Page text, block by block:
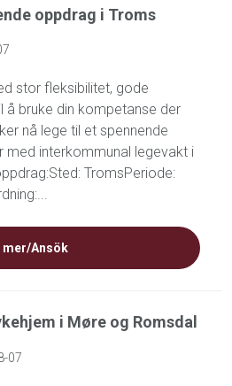
oppdrag i Troms
stor fleksibilitet, gode
å bruke din kompetanse der
nå lege til et spennende
med interkommunal legevakt i
TromsPeriode:
mer/Ansök
i Møre og Romsdal
07